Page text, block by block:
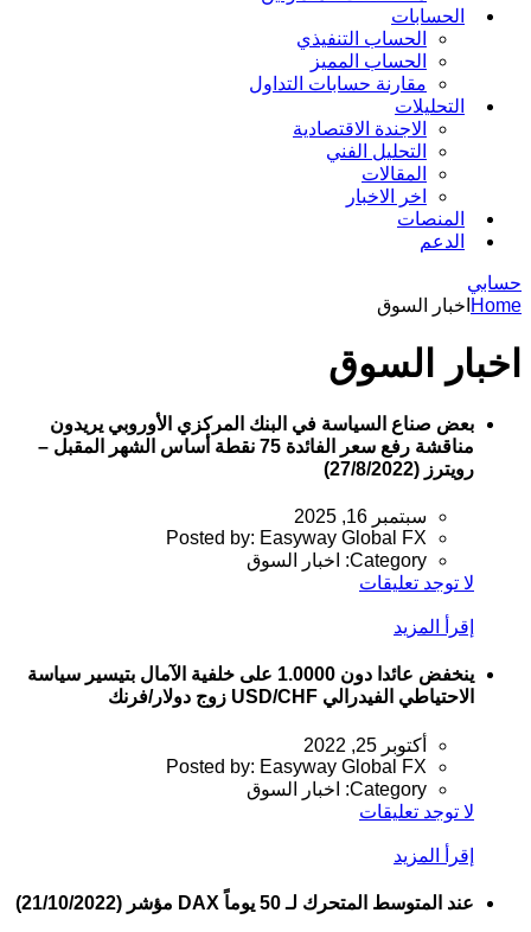
الحسابات
الحساب التنفيذي
الحساب المميز
مقارنة حسابات التداول
التحليلات
الاجندة الاقتصادية
التحليل الفني
المقالات
اخر الاخبار
المنصات
الدعم
حسابي
Home اخبار السوق
اخبار السوق
بعض صناع السياسة في البنك المركزي الأوروبي يريدون
مناقشة رفع سعر الفائدة 75 نقطة أساس الشهر المقبل –
رويترز (27/8/2022)
سبتمبر 16, 2025
Posted by: Easyway Global FX
Category:
اخبار السوق
لا توجد تعليقات
إقرأ المزيد
ينخفض عائدا دون 1.0000 على خلفية الآمال بتيسير سياسة
الاحتياطي الفيدرالي USD/CHF زوج دولار/فرنك
أكتوبر 25, 2022
Posted by: Easyway Global FX
Category:
اخبار السوق
لا توجد تعليقات
إقرأ المزيد
عند المتوسط المتحرك لـ 50 يوماً DAX مؤشر (21/10/2022)